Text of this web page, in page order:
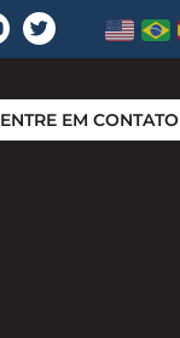
ENTRE EM CONTATO